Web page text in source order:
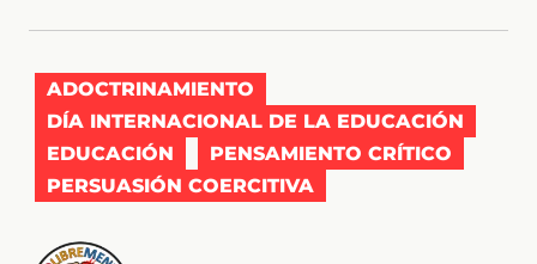
ADOCTRINAMIENTO
DÍA INTERNACIONAL DE LA EDUCACIÓN
EDUCACIÓN
PENSAMIENTO CRÍTICO
PERSUASIÓN COERCITIVA